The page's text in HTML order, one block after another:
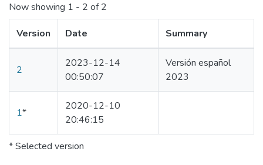
Now showing 1 - 2 of 2
Version Date Summary
2
2023-12-14
00:50:07
Versión español
2023
1*
2020-12-10
20:46:15
* Selected version